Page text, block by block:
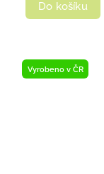
Do košíku
Vyrobeno v ČR